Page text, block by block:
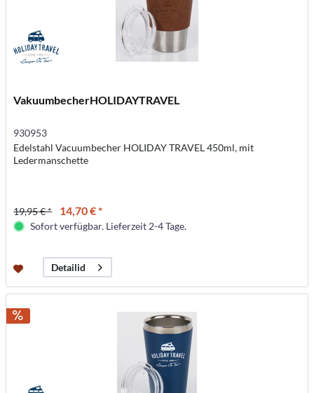
VakuumbecherHOLIDAYTRAVEL
930953
Edelstahl Vacuumbecher HOLIDAY TRAVEL 450ml, mit
Ledermanschette
19,95 € * 14,70 € *
Sofort verfügbar. Lieferzeit 2-4 Tage.
Detailid